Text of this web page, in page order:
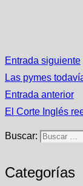
Entrada siguiente
Las pymes
Entrada anterior
El Corte Inglés
Buscar:
Categorías